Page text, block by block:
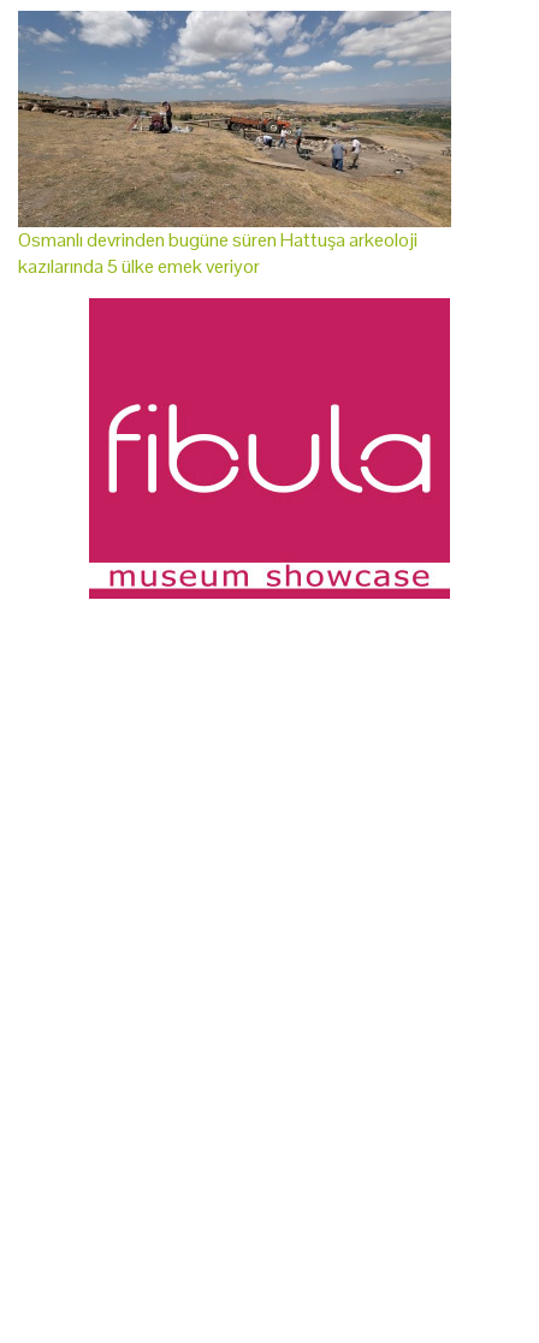
Osmanlı devrinden bugüne süren Hattuşa arkeoloji
kazılarında 5 ülke emek veriyor